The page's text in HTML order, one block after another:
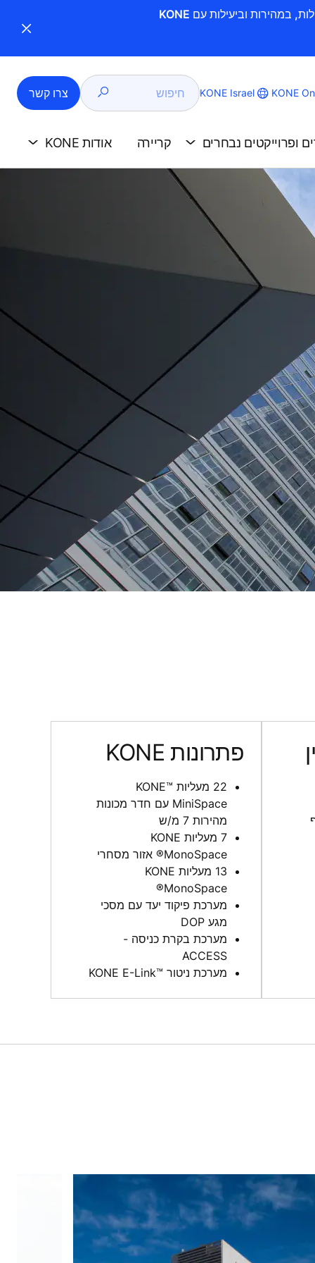
KONE
KONE Israel חיפוש צרו קשר
ופרוייקטים נבחרים קריירה אודות KONE
פתרונות KONE
22 מעליות ™KONE
MiniSpace‎ עם חדר מכונות
מהירות 7 מ/ש
7 מעליות KONE
MonoSpace® אזור מסחרי
13 מעליות KONE
MonoSpace®
מערכת פיקוד יעד עם מסכי
מגע DOP
מערכת בקרת כניסה -
ACCESS
מערכת ניטור ™KONE E-Link